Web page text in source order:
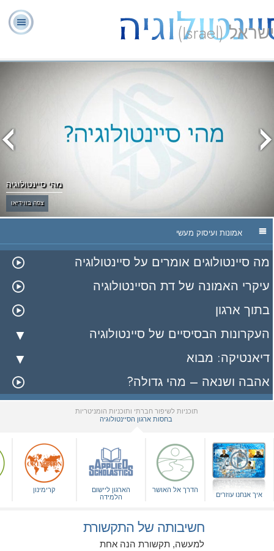
ישראל (Israel)
מהי
מהי סיינטולוגיה
צפה בווידיאו
אמונות ועיסוק מעשי
מה סיינטולוגים אומרים על סיינטולוגיה
עיקרי האמונה של דת הסיינטולוגיה
בתוך ארגון
העקרונות הבסיסיים של סיינטולוגיה
דיאנטיקה: מבוא
אהבה ושנאה – מהי גדולה?
תוכניות לשיפור חברתי ותוכניות הומניטריות
בחסות ארגון הסיינטולוגיה
איך אנחנו עוזרים
הדרך אל האושר
הארגון ליישום
הלמידה
קרימינון
חשיבותה של התקשורת
למעשה, תקשורת הנה אחת